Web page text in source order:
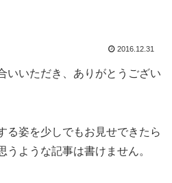
2016.12.31
いいただき、ありがとうござい
る姿を少しでもお見せできたら
うような記事は書けません。